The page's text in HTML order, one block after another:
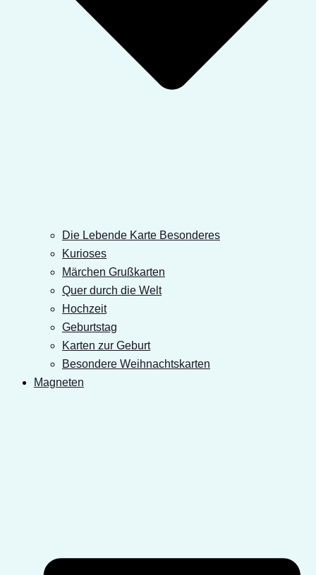
Die Lebende Karte Besonderes
Kurioses
Märchen Grußkarten
Quer durch die Welt
Hochzeit
Geburtstag
Karten zur Geburt
Besondere Weihnachtskarten
Magneten